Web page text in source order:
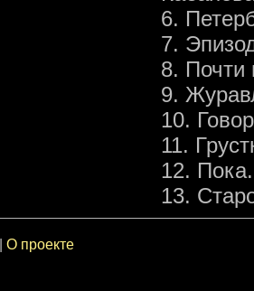
6.
7.
8. Почти
9.
10.
11.
12.
13.
О проекте